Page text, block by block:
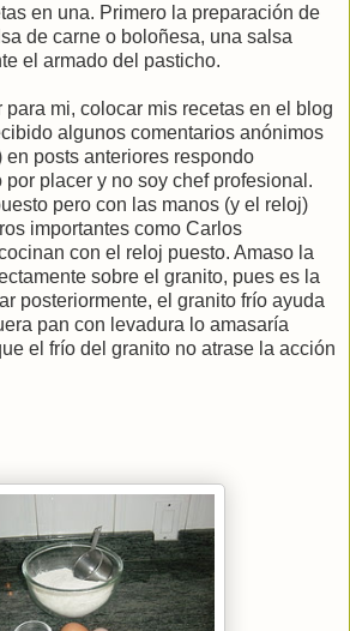
en una. Primero la preparación de
de carne o boloñesa, una salsa
el armado del pasticho.
mi, colocar mis recetas en el blog
algunos comentarios anónimos
en posts anteriores respondo
placer y no soy chef profesional.
pero con las manos (y el reloj)
importantes como Carlos
con el reloj puesto. Amaso la
sobre el granito, pues es la
posteriormente, el granito frío ayuda
pan con levadura lo amasaría
el frío del granito no atrase la acción